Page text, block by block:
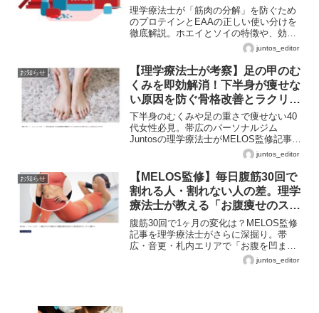
い使い分けと、結果を出すための
黄金ルール
理学療法士が「筋肉の分解」を防ぐため
のプロテインとEAAの正しい使い分けを
徹底解説。ホエイとソイの特徴や、効果
を最大化する摂取タイミング、1日の必要
量とは？ダイエットや筋トレの結果を出
すための『黄金ルール』を公開します。
juntos_editor
お知らせ
【理学療法士が考察】足の甲のむ
くみを即効解消！下半身が痩せな
い原因を防ぐ骨格改善とラクリス
筋膜リリース
下半身のむくみや足の重さで痩せない40
代女性必見。帯広のパーソナルジム
Juntosの理学療法士がMELOS監修記事の
内容をもとに、足元の循環改善を解説。
運動効率を上げるコンディショニングや
ラクリスでの疲労回復など、十勝・音
更・幕別でジムを比較検討中の方へ。
juntos_editor
お知らせ
【MELOS監修】毎日腹筋30回で
割れる人・割れない人の差。理学
療法士が教える「お腹痩せのスイ
ッチ」
腹筋30回で1ヶ月の変化は？MELOS監修
記事を理学療法士がさらに深掘り。帯
広・音更・札内エリアで「お腹を凹ませ
たい」方へ、姿勢リセットと個別分析で
腹筋の効率を10倍にするJuntos独自のメ
juntos_editor